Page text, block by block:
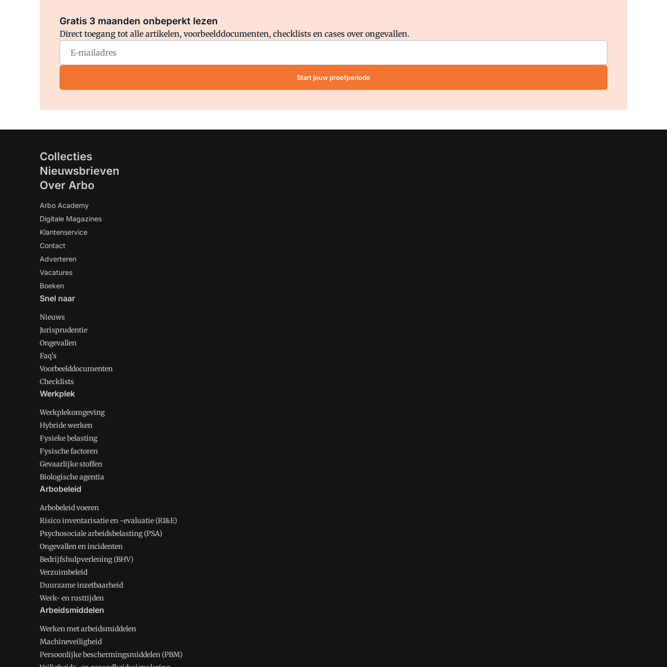
Gratis 3 maanden onbeperkt lezen
Direct toegang tot alle artikelen, voorbeelddocumenten, checklists en cases over ongevallen.
Start jouw proefperiode
Collecties
Nieuwsbrieven
Over Arbo
Arbo Academy
Digitale Magazines
Klantenservice
Contact
Adverteren
Vacatures
Boeken
Snel naar
Nieuws
Jurisprudentie
Ongevallen
Faq's
Voorbeelddocumenten
Checklists
Werkplek
Werkplekomgeving
Hybride werken
Fysieke belasting
Fysische factoren
Gevaarlijke stoffen
Biologische agentia
Arbobeleid
Arbobeleid voeren
Risico inventarisatie en -evaluatie (RI&E)
Psychosociale arbeidsbelasting (PSA)
Ongevallen en incidenten
Bedrijfshulpverlening (BHV)
Verzuimbeleid
Duurzame inzetbaarheid
Werk- en rusttijden
Arbeidsmiddelen
Werken met arbeidsmiddelen
Machineveiligheid
Persoonlijke beschermingsmiddelen (PBM)